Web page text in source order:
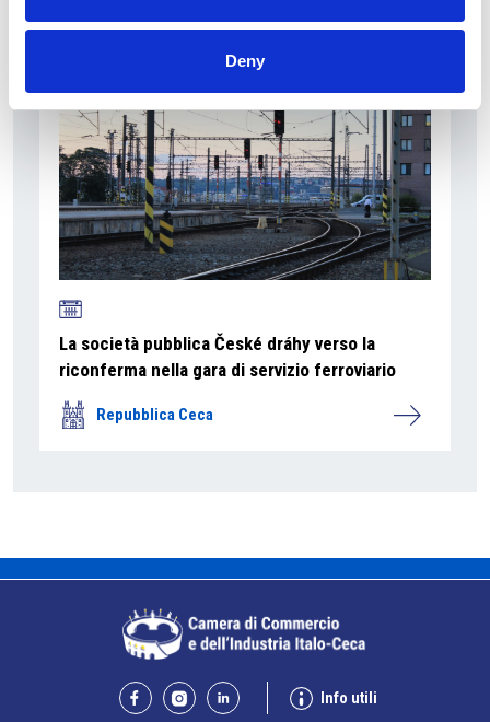
Deny
La società pubblica České dráhy verso la
riconferma nella gara di servizio ferroviario
Repubblica Ceca
Info utili